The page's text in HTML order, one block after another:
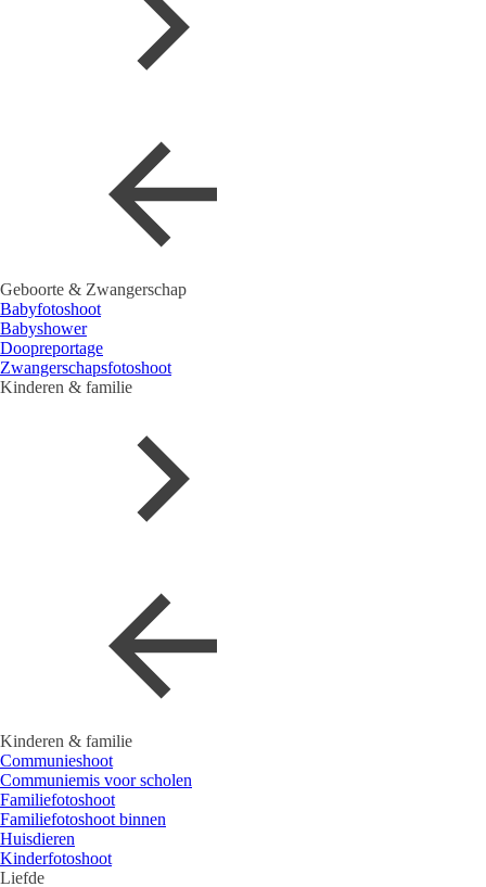
Geboorte & Zwangerschap
Babyfotoshoot
Babyshower
Doopreportage
Zwangerschapsfotoshoot
Kinderen & familie
Kinderen & familie
Communieshoot
Communiemis voor scholen
Familiefotoshoot
Familiefotoshoot binnen
Huisdieren
Kinderfotoshoot
Liefde